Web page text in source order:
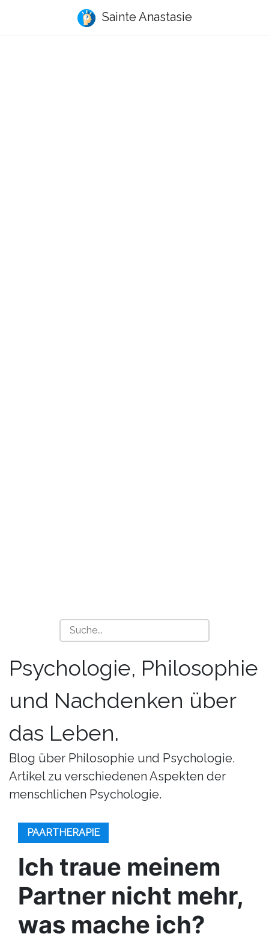
Sainte Anastasie
Psychologie, Philosophie
und Nachdenken über
das Leben.
Blog über Philosophie und Psychologie.
Artikel zu verschiedenen Aspekten der
menschlichen Psychologie.
PAARTHERAPIE
Ich traue meinem
Partner nicht mehr,
was mache ich?